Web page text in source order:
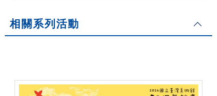
相關系列活動